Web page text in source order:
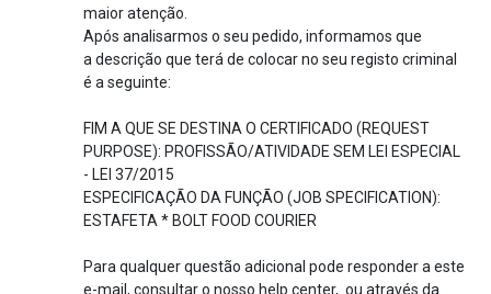
maior atenção.
Após analisarmos o seu pedido, informamos que
a descrição que terá de colocar no seu registo criminal
é a seguinte:
FIM A QUE SE DESTINA O CERTIFICADO (REQUEST
PURPOSE): PROFISSÃO/ATIVIDADE SEM LEI ESPECIAL
- LEI 37/2015
ESPECIFICAÇÃO DA FUNÇÃO (JOB SPECIFICATION):
ESTAFETA * BOLT FOOD COURIER
Para qualquer questão adicional pode responder a este
e-mail, consultar o nosso help center, ou através da